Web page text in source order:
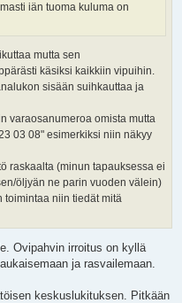
iän tuoma kuluma on
mutta sen
käsiksi kaikkiin vipuihin.
sisään suihkauttaa ja
varaosanumeroa omista mutta
03 08" esimerkiksi niin näkyy
raskaalta (minun tapauksessa ei
öljyän ne parin vuoden välein)
toimintaa niin tiedät mitä
Ovipahvin irroitus on kyllä
ja rasvailemaan.
keskuslukituksen. Pitkään